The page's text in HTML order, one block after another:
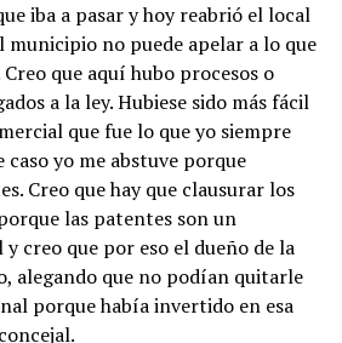
iba a pasar y hoy reabrió el local
municipio no puede apelar a lo que
que aquí hubo procesos o
a la ley. Hubiese sido más fácil
que fue lo que yo siempre
caso yo me abstuve porque
Creo que hay que clausurar los
las patentes son un
creo que por eso el dueño de la
alegando que no podían quitarle
porque había invertido en esa